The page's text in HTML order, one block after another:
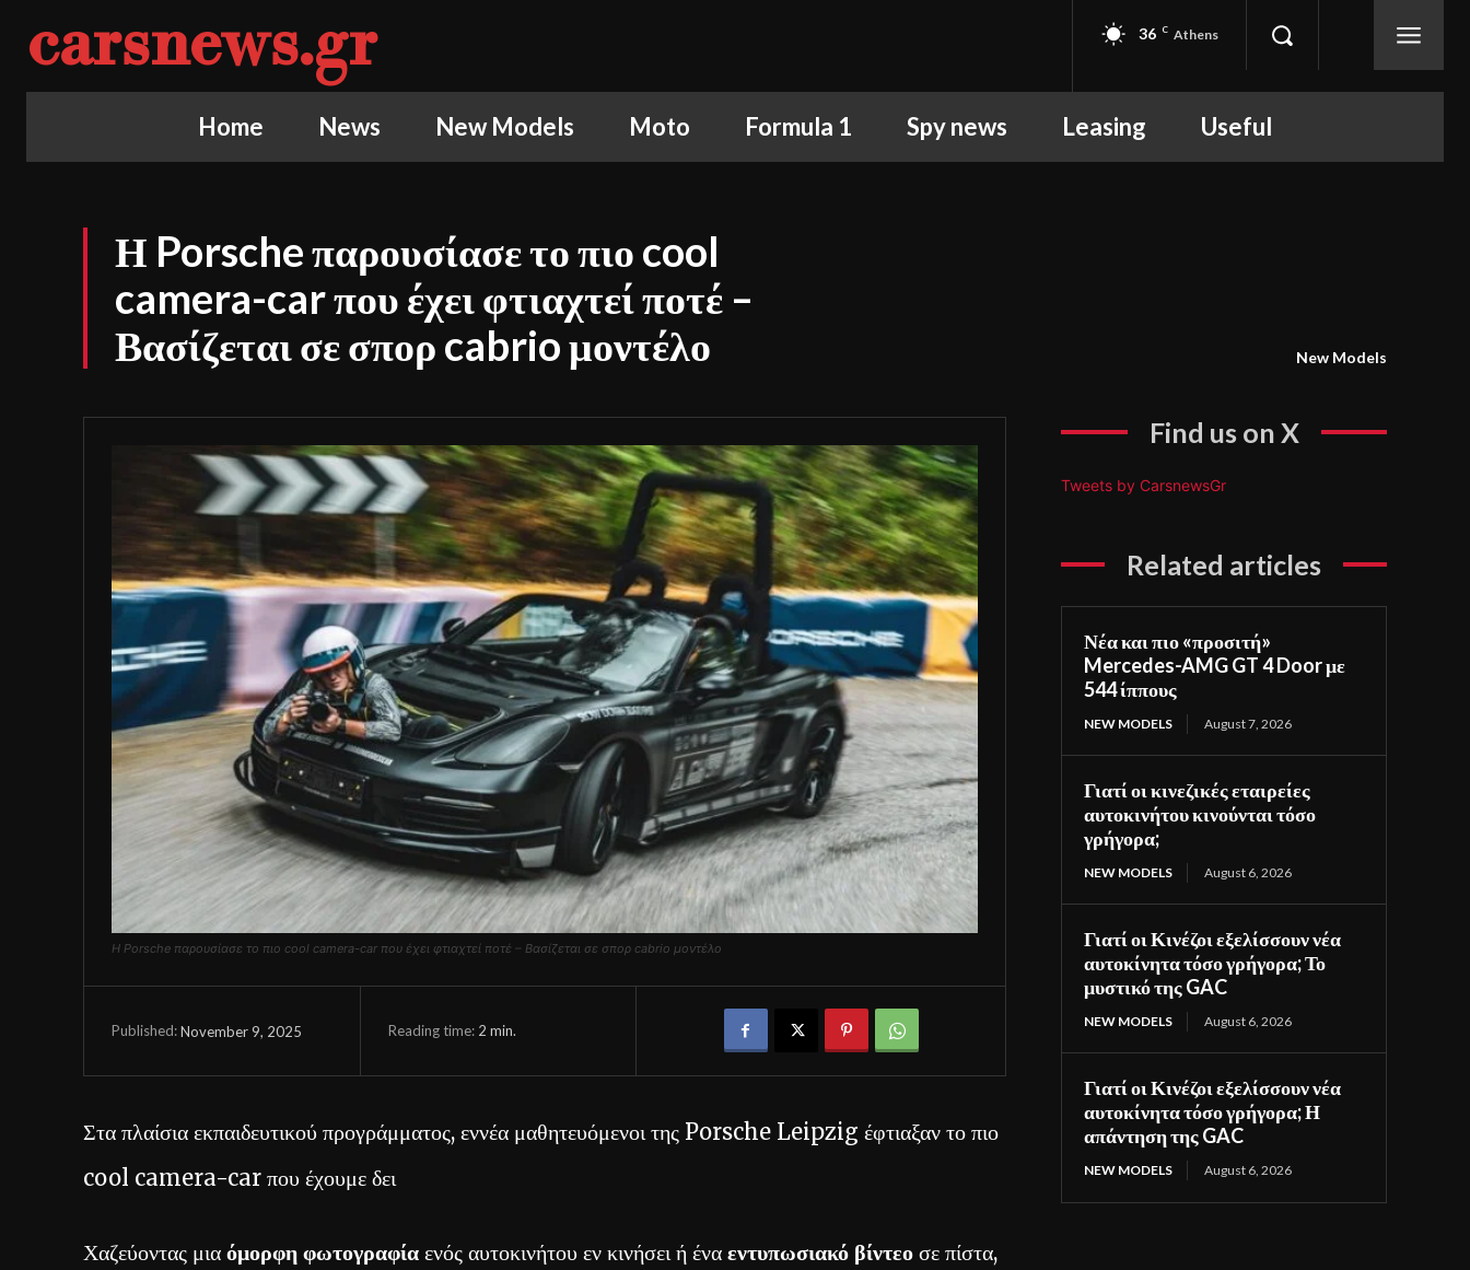
carsnews.gr 36 C Athens
Home News New Models Moto Formula 1 Spy news Leasing Useful
Η Porsche παρουσίασε το πιο cool
camera-car που έχει φτιαχτεί ποτέ –
Βασίζεται σε σπορ cabrio μοντέλο
New Models
Η Porsche παρουσίασε το πιο cool camera-car που έχει φτιαχτεί ποτέ – Βασίζεται σε σπορ cabrio μοντέλο
Published:November 9, 2025 Reading time: 2 min.
Στα πλαίσια εκπαιδευτικού προγράμματος, εννέα μαθητευόμενοι της Porsche Leipzig έφτιαξαν το πιο
cool camera-car που έχουμε δει
Χαζεύοντας μια όμορφη φωτογραφία ενός αυτοκινήτου εν κινήσει ή ένα εντυπωσιακό βίντεο σε πίστα,
Find us on X
Tweets by CarsnewsGr
Related articles
Νέα και πιο «προσιτή»
Mercedes-AMG GT 4 Door με
544 ίππους
NEW MODELS August 7, 2026
Γιατί οι κινεζικές εταιρείες
αυτοκινήτου κινούνται τόσο
γρήγορα;
NEW MODELS August 6, 2026
Γιατί οι Κινέζοι εξελίσσουν νέα
αυτοκίνητα τόσο γρήγορα; Το
μυστικό της GAC
NEW MODELS August 6, 2026
Γιατί οι Κινέζοι εξελίσσουν νέα
αυτοκίνητα τόσο γρήγορα; Η
απάντηση της GAC
NEW MODELS August 6, 2026